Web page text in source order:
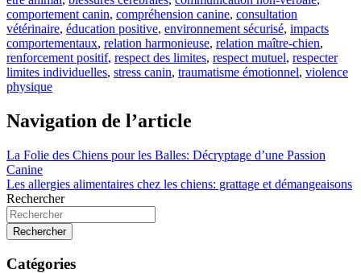
comportement canin, compréhension canine, consultation
vétérinaire, éducation positive, environnement sécurisé, impacts
comportementaux, relation harmonieuse, relation maître-chien,
renforcement positif, respect des limites, respect mutuel, respecter
limites individuelles, stress canin, traumatisme émotionnel, violence
physique
Navigation de l’article
La Folie des Chiens pour les Balles: Décryptage d’une Passion
Canine
Les allergies alimentaires chez les chiens: grattage et démangeaisons
Rechercher
Rechercher
Catégories